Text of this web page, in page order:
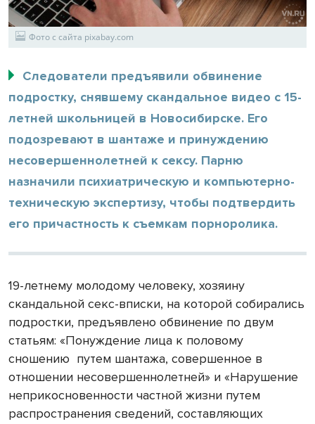
Фото с сайта pixabay.com
Следователи предъявили обвинение
подростку, снявшему скандальное видео с 15-
летней школьницей в Новосибирске. Его
подозревают в шантаже и принуждению
несовершеннолетней к сексу. Парню
назначили психиатрическую и компьютерно-
техническую экспертизу, чтобы подтвердить
его причастность к съемкам порноролика.
19-летнему молодому человеку, хозяину
скандальной секс-вписки, на которой собирались
подростки, предъявлено обвинение по двум
статьям: «Понуждение лица к половому
сношению путем шантажа, совершенное в
отношении несовершеннолетней» и «Нарушение
неприкосновенности частной жизни путем
распространения сведений, составляющих